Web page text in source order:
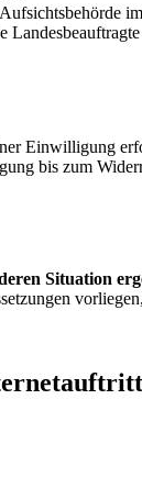
Einwilligung
bis zum
Situation